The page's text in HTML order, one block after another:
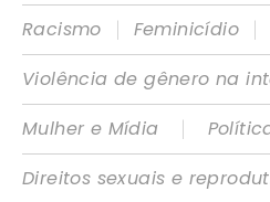
Racismo
| Feminicídio |
Violência de gênero na
Mulher e Mídia
|
Direitos sexuais e